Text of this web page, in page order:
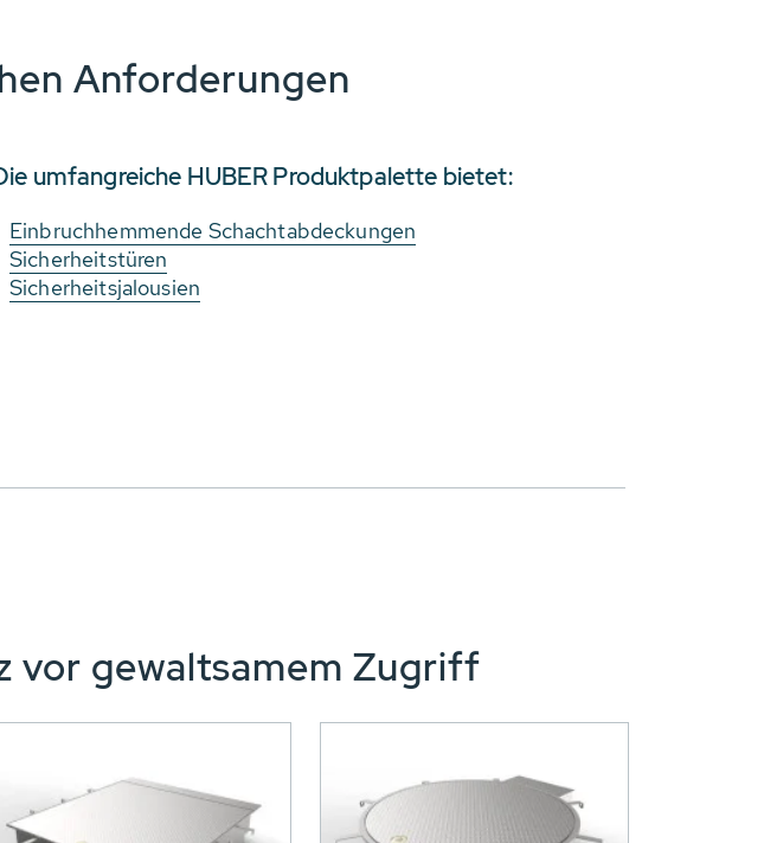
Anforderungen
umfangreiche HUBER Produktpalette bietet:
Einbruchhemmende Schachtabdeckungen
Sicherheitstüren
Sicherheitsjalousien
vor gewaltsamem Zugriff